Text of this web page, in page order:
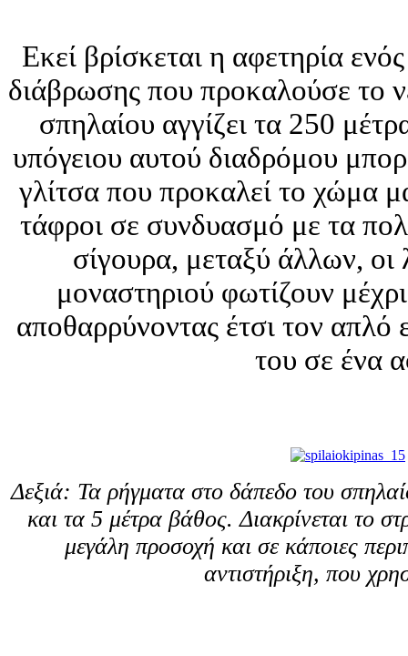
Εκεί βρίσκεται η αφετηρία
διάβρωσης που προκαλούσε το
σπηλαίου αγγίζει τα 250
υπόγειου αυτού διαδρόμου
γλίτσα που προκαλεί το χώμα
τάφροι σε συνδυασμό με τα
σίγουρα, μεταξύ άλλων, οι
μοναστηριού φωτίζουν
αποθαρρύνοντας έτσι τον απλό
του σε ένα
Δεξιά: Τα ρήγματα στο δάπεδο του
και τα 5 μέτρα βάθος. Διακρίνεται το
μεγάλη προσοχή και σε κάποιες
αντιστήριξη, που